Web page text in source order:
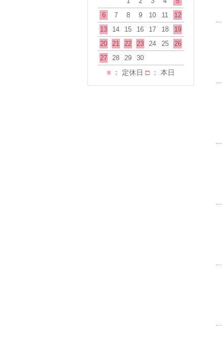
6
7 8 9 10 11
12
13
14 15 16 17 18
19
20
21 22 23 24 25
26
27
28 29 30
■ ： 定休日 □： 本日